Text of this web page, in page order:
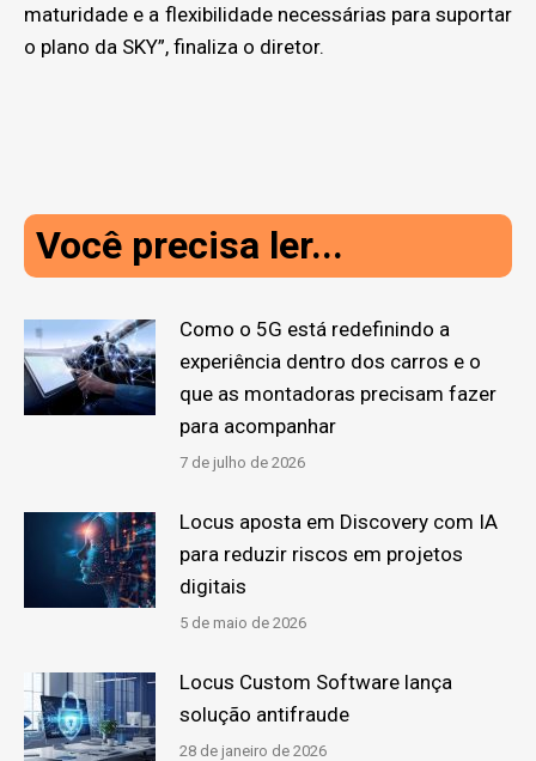
maturidade e a flexibilidade necessárias para suportar
o plano da SKY”, finaliza o diretor.
Você precisa ler...
Como o 5G está redefinindo a
experiência dentro dos carros e o
que as montadoras precisam fazer
para acompanhar
7 de julho de 2026
Locus aposta em Discovery com IA
para reduzir riscos em projetos
digitais
5 de maio de 2026
Locus Custom Software lança
solução antifraude
28 de janeiro de 2026